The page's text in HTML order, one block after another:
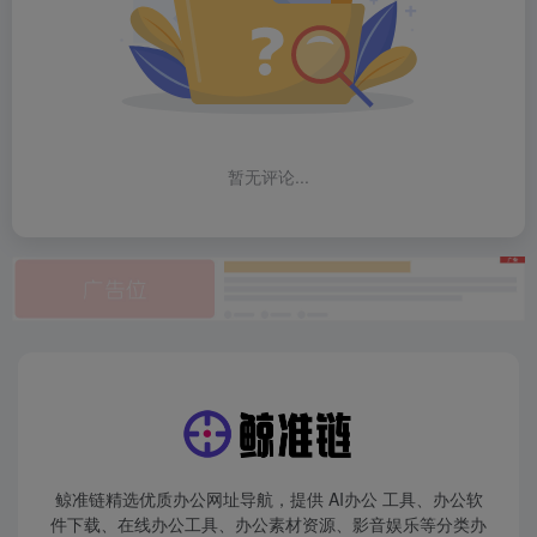
暂无评论...
鲸准链精选优质办公网址导航，提供 AI办公 工具、办公软
件下载、在线办公工具、办公素材资源、影音娱乐等分类办